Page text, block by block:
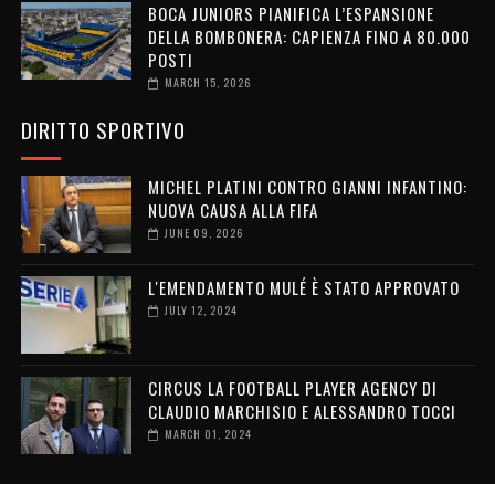
BOCA JUNIORS PIANIFICA L’ESPANSIONE
DELLA BOMBONERA: CAPIENZA FINO A 80.000
POSTI
MARCH 15, 2026
DIRITTO SPORTIVO
MICHEL PLATINI CONTRO GIANNI INFANTINO:
NUOVA CAUSA ALLA FIFA
JUNE 09, 2026
L'EMENDAMENTO MULÉ È STATO APPROVATO
JULY 12, 2024
CIRCUS LA FOOTBALL PLAYER AGENCY DI
CLAUDIO MARCHISIO E ALESSANDRO TOCCI
MARCH 01, 2024